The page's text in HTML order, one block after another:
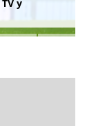
TV y